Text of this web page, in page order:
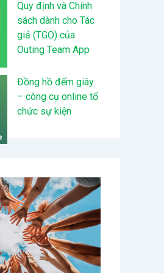
Quy định và Chính
sách dành cho Tác
giả (TGO) của
Outing Team App
Đồng hồ đếm giây
– công cụ online tổ
chức sự kiện